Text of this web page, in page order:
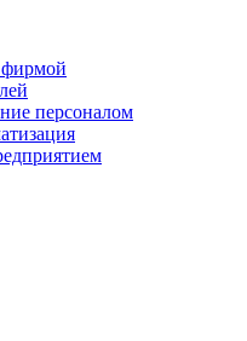
персоналом